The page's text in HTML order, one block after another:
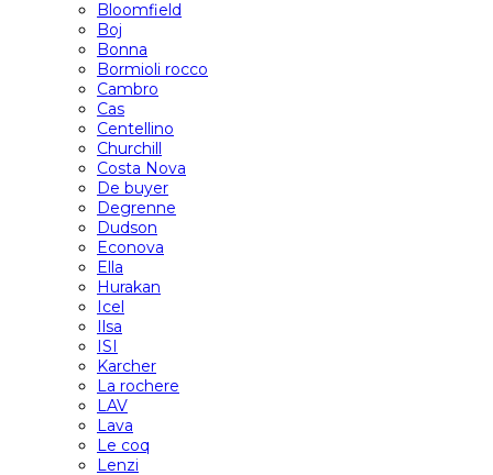
Bloomfield
Boj
Bonna
Bormioli rocco
Cambro
Cas
Centellino
Churchill
Costa Nova
De buyer
Degrenne
Dudson
Econova
Ella
Hurakan
Icel
Ilsa
ISI
Karcher
La rochere
LAV
Lava
Le coq
Lenzi